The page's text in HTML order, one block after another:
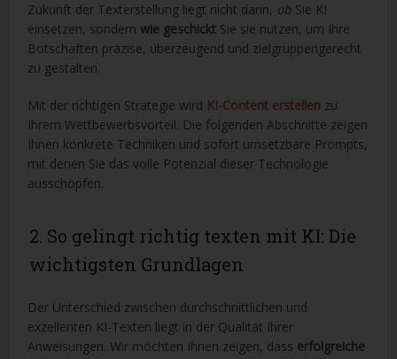
Zukunft der Texterstellung liegt nicht darin, ob Sie KI
einsetzen, sondernwie geschickt Sie sie nutzen, um Ihre
Botschaften präzise, überzeugend und zielgruppengerecht
zu gestalten.
Mit der richtigen Strategie wird KI-Content erstellen zu
Ihrem Wettbewerbsvorteil. Die folgenden Abschnitte zeigen
Ihnen konkrete Techniken und sofort umsetzbare Prompts,
mit denen Sie das volle Potenzial dieser Technologie
ausschöpfen.
2. So gelingt richtig texten mit KI: Die
wichtigsten Grundlagen
Der Unterschied zwischen durchschnittlichen und
exzellenten KI-Texten liegt in der Qualität Ihrer
Anweisungen. Wir möchten Ihnen zeigen, dass erfolgreiche